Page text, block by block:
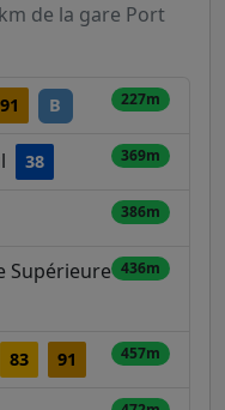
de la gare Port
91 B 227m
38 369m
386m
Supérieure 436m
83 91 457m